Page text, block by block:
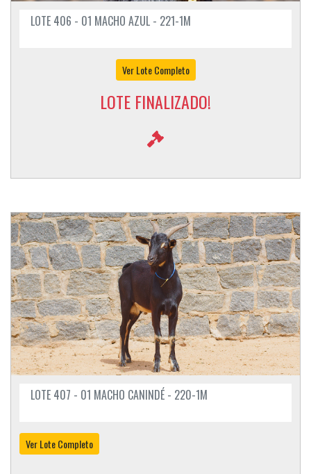
LOTE 406 - 01 MACHO AZUL - 221-1M
Ver Lote Completo
LOTE FINALIZADO!
LOTE 407 - 01 MACHO CANINDÉ - 220-1M
Ver Lote Completo